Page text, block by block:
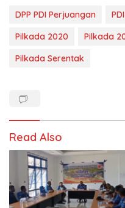
DPP PDI Perjuangan
Pilkada 2020
Pilkada
Pilkada Serentak
Read Also